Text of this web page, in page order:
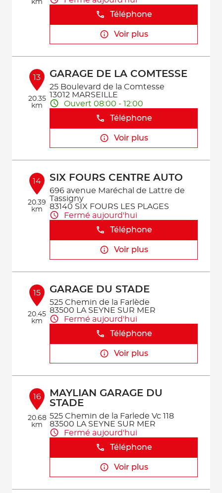
km
Téléphone
Voir plus
13
20.35
km
GARAGE DE LA COMTESSE
25 Boulevard de la Comtesse
13012 MARSEILLE
Ouvert 08:00 - 12:00
Téléphone
Voir plus
14
20.39
km
SIX FOURS CENTRE AUTO
696 avenue Maréchal de Lattre de
Tassigny
83140 SIX FOURS LES PLAGES
Fermé aujourd'hui
Téléphone
Voir plus
15
20.45
km
GARAGE DU STADE
525 Chemin de la Farlède
83500 LA SEYNE SUR MER
Fermé aujourd'hui
Téléphone
Voir plus
16
20.68
km
MAYLIAN GARAGE DU
STADE
525 Chemin de la Farlede Vc 118
83500 LA SEYNE SUR MER
Fermé aujourd'hui
Téléphone
Voir plus